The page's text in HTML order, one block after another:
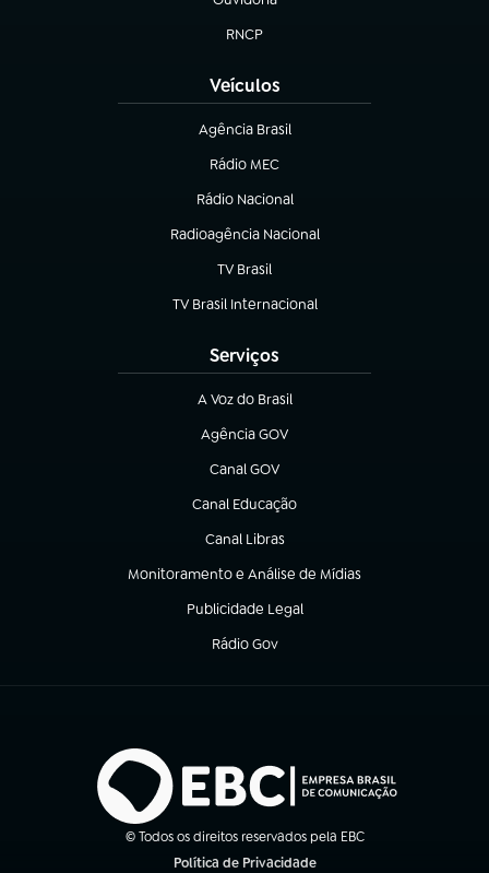
(abre em nova aba)
RNCP
(abre em nova aba)
Veículos
Agência Brasil
(abre em nova aba)
Rádio MEC
(abre em nova aba)
Rádio Nacional
Radioagência Nacional
(abre em nova aba)
TV Brasil
(abre em nova aba)
TV Brasil Internacional
(abre em nova aba)
Serviços
A Voz do Brasil
(abre em nova aba)
Agência GOV
(abre em nova aba)
Canal GOV
(abre em nova aba)
Canal Educação
(abre em nova aba)
Canal Libras
(abre em nova aba)
Monitoramento e Análise de Mídias
(abre em nova aba)
Publicidade Legal
(abre em nova aba)
Rádio Gov
(abre em nova aba)
© Todos os direitos reservados pela EBC
Política de Privacidade